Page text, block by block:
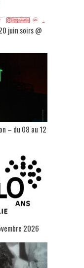
juin soirs @
– du 08 au 12
2026